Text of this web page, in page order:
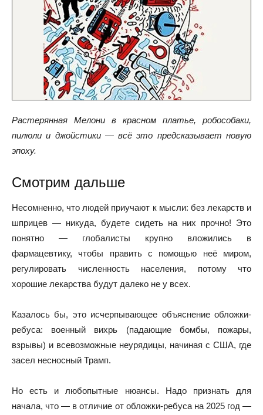
Растерянная Мелони в красном платье, робособаки,
пилюли и джойстики — всё это предсказывает новую
эпоху.
Смотрим дальше
Несомненно, что людей приучают к мысли: без лекарств и
шприцев — никуда, будете сидеть на них прочно! Это
понятно — глобалисты крупно вложились в
фармацевтику, чтобы править с помощью неё миром,
регулировать численность населения, потому что
хорошие лекарства будут далеко не у всех.
Казалось бы, это исчерпывающее объяснение обложки-
ребуса: военный вихрь (падающие бомбы, пожары,
взрывы) и всевозможные неурядицы, начиная с США, где
засел несносный Трамп.
Но есть и любопытные нюансы. Надо признать для
начала, что — в отличие от обложки-ребуса на 2025 год —